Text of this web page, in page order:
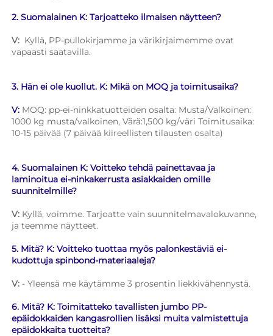
2. Suomalainen K: Tarjoatteko ilmaisen näytteen?
V: Kyllä, PP-pullokirjamme ja värikirjaimemme ovat
vapaasti saatavilla.
3. Hän ei ole kuollut. K: Mikä on MOQ ja toimitusaika?
V: MOQ: pp-ei-ninkkatuotteiden osalta: Musta/Valkoinen:
1000 kg musta/valkoinen, Värä:1,500 kg/väri Toimitusaika:
10-15 päivää (7 päivää kiireellisten tilausten osalta)
4. Suomalainen K: Voitteko tehdä painettavaa ja
laminoitua ei-ninkakerrusta asiakkaiden omille
suunnitelmille?
V: Kyllä, voimme. Tarjoatte vain suunnitelmavalokuvanne,
ja teemme näytteet.
5. Mitä? K: Voitteko tuottaa myös palonkestäviä ei-
kudottuja spinbond-materiaaleja?
V: - Yleensä me käytämme 3 prosentin liekkivähennystä.
6. Mitä? K: Toimitatteko tavallisten jumbo PP-
epäidokkaiden kangasrollien lisäksi muita valmistettuja
epäidokkaita tuotteita?